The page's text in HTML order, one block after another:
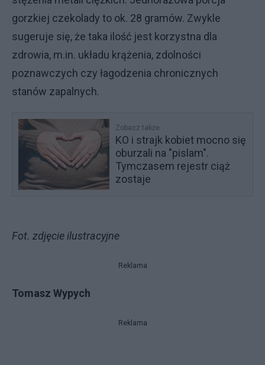
gorzkiej czekolady to ok. 28 gramów. Zwykle
sugeruje się, że taka ilość jest korzystna dla
zdrowia, m.in. układu krążenia, zdolności
poznawczych czy łagodzenia chronicznych
stanów zapalnych.
Zobacz także
KO i strajk kobiet mocno się
oburzali na "pislam".
Tymczasem rejestr ciąż
zostaje
Fot. zdjęcie ilustracyjne
Reklama
Tomasz Wypych
Reklama